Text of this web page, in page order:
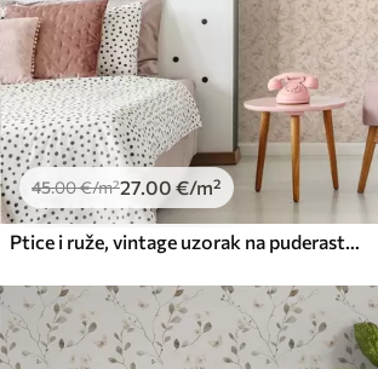
45.00€/m²27.00 €/m²
Ptice i ruže, vintage uzorak na puderasto ružičastoj boji